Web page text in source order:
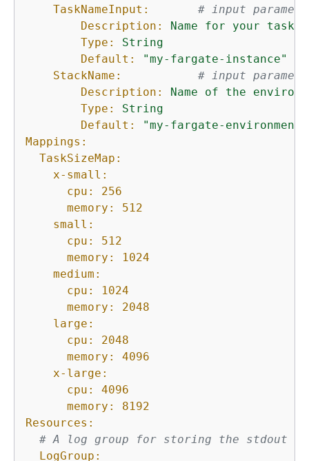
TaskNameInput:
# input
Description:
Name for your
task
Type:
String
Default:
"my-fargate-instance"
StackName:
# input
Description:
Name of the
Type:
String
Default:
"my-fargate-environment"
Mappings:
TaskSizeMap:
x-small:
cpu:
256
memory:
512
small:
cpu:
512
memory:
1024
medium:
cpu:
1024
memory:
2048
large:
cpu:
2048
memory:
4096
x-large:
cpu:
4096
memory:
8192
Resources:
# A log group for storing the stdout
LogGroup: